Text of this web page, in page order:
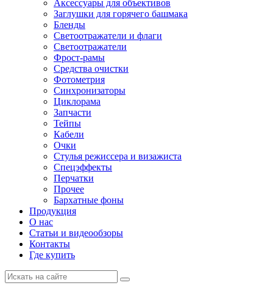
Аксессуары для объективов
Заглушки для горячего башмака
Бленды
Светоотражатели и флаги
Светоотражатели
Фрост-рамы
Средства очистки
Фотометрия
Синхронизаторы
Циклорама
Запчасти
Тейпы
Кабели
Очки
Стулья режиссера и визажиста
Спецэффекты
Перчатки
Прочее
Бархатные фоны
Продукция
О нас
Статьи и видеообзоры
Контакты
Где купить